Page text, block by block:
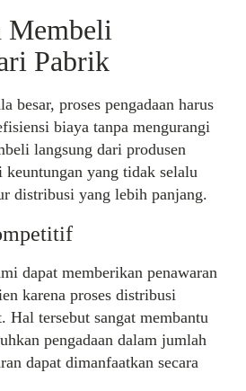
Membeli
Pabrik
besar, proses pengadaan harus
biaya tanpa mengurangi
langsung dari produsen
keuntungan yang tidak selalu
distribusi yang lebih panjang.
dapat memberikan penawaran
karena proses distribusi
Hal tersebut sangat membantu
pengadaan dalam jumlah
dapat dimanfaatkan secara